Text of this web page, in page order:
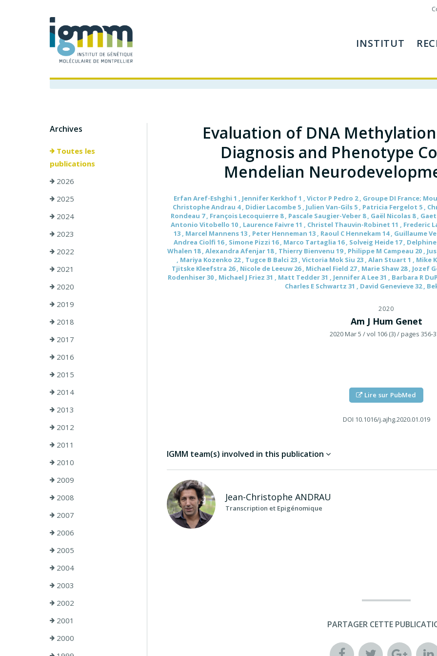
INSTITUT
Archives
Toutes les
publications
2026
2025
2024
2023
2022
2021
2020
2019
2018
2017
2016
2015
2014
2013
2012
2011
2010
2009
2008
2007
2006
2005
2004
2003
2002
2001
2000
Evaluation of DNA
Diagnosis and Phenotype
Mendelian
Erfan Aref-Eshghi 1 , Jennifer Kerkhof 1 , Victor P Pedro 2 , Groupe DI France;
Christophe Andrau 4 , Didier Lacombe 5 , Julien Van-Gils 5 , Patricia Fergelot 5 ,
Rondeau 7 , François Lecoquierre 8 , Pascale Saugier-Veber 8 , Gaël Nicolas 8 ,
Antonio Vitobello 10 , Laurence Faivre 11 , Christel Thauvin-Robinet 11 , Frederic
13 , Marcel Mannens 13 , Peter Henneman 13 , Raoul C Hennekam 14 , Guillaume
Andrea Ciolfi 16 , Simone Pizzi 16 , Marco Tartaglia 16 , Solveig Heide 17 ,
Whalen 18 , Alexandra Afenjar 18 , Thierry Bienvenu 19 , Philippe M Campeau 20 ,
, Mariya Kozenko 22 , Tugce B Balci 23 , Victoria Mok Siu 23 , Alan Stuart 1 , Mike
Tjitske Kleefstra 26 , Nicole de Leeuw 26 , Michael Field 27 , Marie Shaw 28 , Jozef
Rodenhiser 30 , Michael J Friez 31 , Matt Tedder 31 , Jennifer A Lee 31 , Barbara R
Charles E Schwartz 31 , David Genevieve 32 ,
2020
Am J Hum Genet
2020 Mar 5 / vol 106 (3)/ pages 356-
Lire sur PubMed
DOI 10.1016/j.ajhg.2020.01.019
IGMM team(s) involved in this publication
Jean-Christophe ANDRAU
Transcription et Epigénomique
PARTAGER CETTE